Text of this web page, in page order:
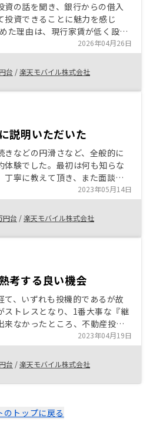
の話を聞き、銀行からの借入
投資できることに魅力を感じ
た理由は、現行家賃が低く設定
余地が大きく、実現できれば投
と感じたため。
2026年04月26日
台 /楽天モバイル株式会社
説明いただいた
きなどの円滑さなど、全般的に
体験でした。最初は何も知らな
丁寧に教えて頂き、また面談の
訪時などとても円滑に調整を進
件の満足度も今のところは良好
きが簡便化されている点も好感
2023年05月14日
円台 /楽天モバイル株式会社
考する良い機会
、いずれも投機的であるが故
ストレスとなり、1番大事な『継
来なかったところ、不動産投資
に業界経験も少しあった事か
はなかったものの、考え得るリ
面の大きさから足踏みをしてい
の会話で一つずつ解消出来ま
渡し、その後の運用まで可能な
業さんだと思えました。 と色々
2023年04月19日
台 /楽天モバイル株式会社
のトップに戻る